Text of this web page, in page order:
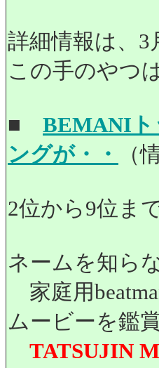
詳細情報は、
この手のやつ
■ BEMANIト
ングが・・
（
2位から9位ま
ネームを知ら
家庭用
ムービーを鑑
TATSUJIN